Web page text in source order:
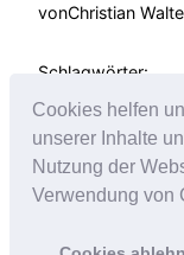
Cookies helfen
unserer Inhalte
Nutzung der
Verwendung von
vonChristian
Schlagwörter: